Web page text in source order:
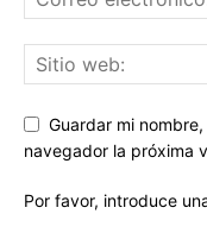
Guardar mi
navegador la próxima
Por favor, introduce